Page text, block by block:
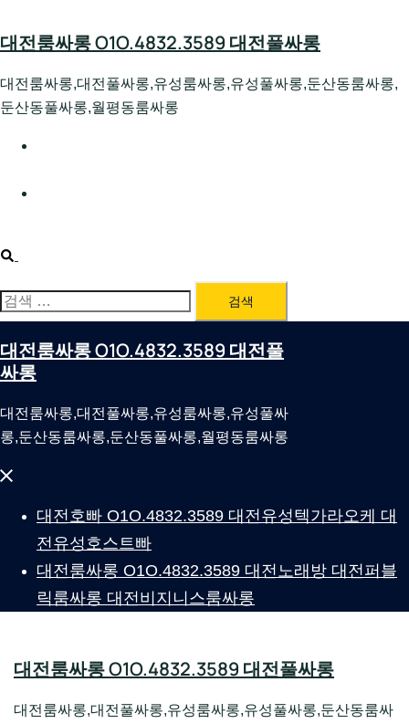
to
대전룸싸롱 O1O.4832.3589 대전풀싸롱
대전룸싸롱,대전풀싸롱,유성룸싸롱,유성풀싸롱,둔산동룸싸롱,
둔산동풀싸롱,월평동룸싸롱
Search
검
색:
대전룸싸롱 O1O.4832.3589 대전풀
싸롱
대전룸싸롱,대전풀싸롱,유성룸싸롱,유성풀싸
롱,둔산동룸싸롱,둔산동풀싸롱,월평동룸싸롱
Close
대전호빠 O1O.4832.3589 대전유성텍가라오케 대
전유성호스트빠
대전룸싸롱 O1O.4832.3589 대전노래방 대전퍼블
릭룸싸롱 대전비지니스룸싸롱
대전룸싸롱 O1O.4832.3589 대전풀싸롱
대전룸싸롱,대전풀싸롱,유성룸싸롱,유성풀싸롱,둔산동룸싸